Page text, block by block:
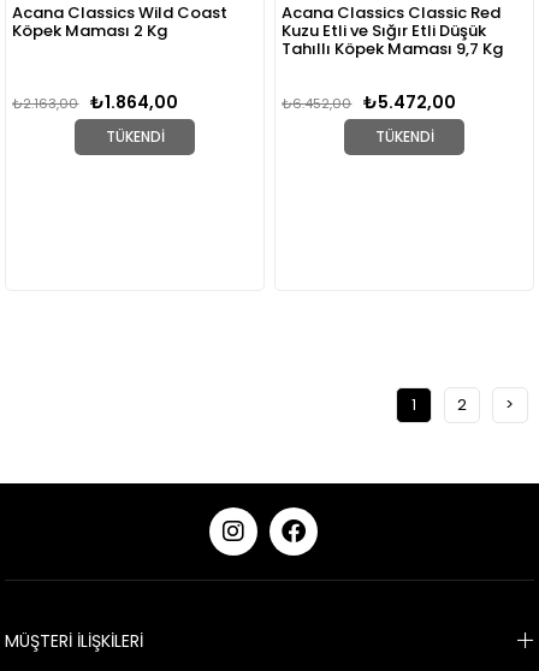
TÜKENDI
Acana Classics Wild Coast
Köpek Maması 2 Kg
₺1.864,00
₺2.163,00
TÜKENDI
Acana Classics Classic Red
Kuzu Etli ve Sığır Etli Düşük
Tahıllı Köpek Maması 9,7 Kg
₺5.472,00
₺6.452,00
1 2 >
MÜŞTERİ İLİŞKİLERİ